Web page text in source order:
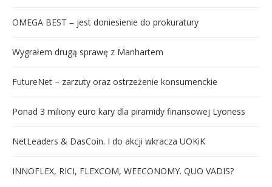
OMEGA BEST – jest doniesienie do prokuratury
Wygrałem drugą sprawę z Manhartem
FutureNet – zarzuty oraz ostrzeżenie konsumenckie
Ponad 3 miliony euro kary dla piramidy finansowej Lyoness
NetLeaders & DasCoin. I do akcji wkracza UOKiK
INNOFLEX, RICI, FLEXCOM, WEECONOMY. QUO VADIS?